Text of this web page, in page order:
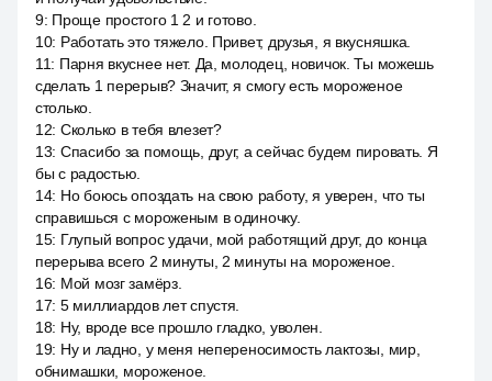
9: Проще простого 1 2 и готово.
10: Работать это тяжело. Привет, друзья, я вкусняшка.
11: Парня вкуснее нет. Да, молодец, новичок. Ты можешь
сделать 1 перерыв? Значит, я смогу есть мороженое
столько.
12: Сколько в тебя влезет?
13: Спасибо за помощь, друг, а сейчас будем пировать. Я
бы с радостью.
14: Но боюсь опоздать на свою работу, я уверен, что ты
справишься с мороженым в одиночку.
15: Глупый вопрос удачи, мой работящий друг, до конца
перерыва всего 2 минуты, 2 минуты на мороженое.
16: Мой мозг замёрз.
17: 5 миллиардов лет спустя.
18: Ну, вроде все прошло гладко, уволен.
19: Ну и ладно, у меня непереносимость лактозы, мир,
обнимашки, мороженое.